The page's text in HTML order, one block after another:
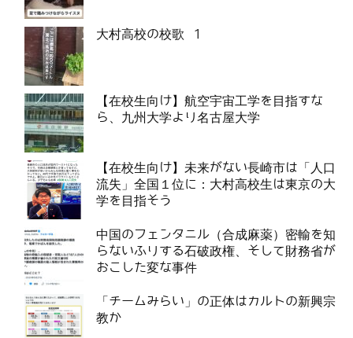
大村高校の校歌 1
【在校生向け】航空宇宙工学を目指すな
ら、九州大学より名古屋大学
【在校生向け】未来がない長崎市は「人口
流失」全国１位に：大村高校生は東京の大
学を目指そう
中国のフェンタニル（合成麻薬）密輸を知
らないふりする石破政権、そして財務省が
おこした変な事件
「チームみらい」の正体はカルトの新興宗
教か